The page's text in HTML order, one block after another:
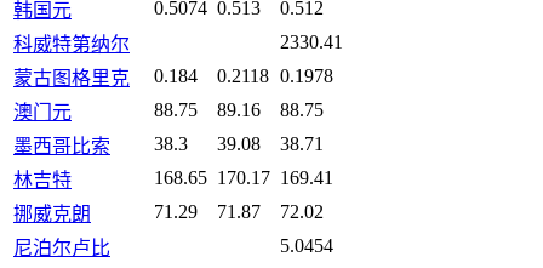
韩国元 0.5074 0.513
0.512
科威特第纳尔
2330.41
蒙古图格里克
0.184 0.2118 0.1978
澳门元
88.75 89.16
88.75
墨西哥比索
38.3 39.08
38.71
林吉特
168.65 170.17 169.41
挪威克朗
71.29 71.87
72.02
尼泊尔卢比
5.0454